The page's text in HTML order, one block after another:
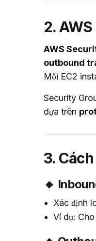
2.
AWS
outbound
Mỗi EC2
Security
dựa trên
3.
🔸
Xác định
Ví dụ: